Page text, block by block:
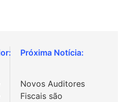
Novos Auditores
Fiscais são